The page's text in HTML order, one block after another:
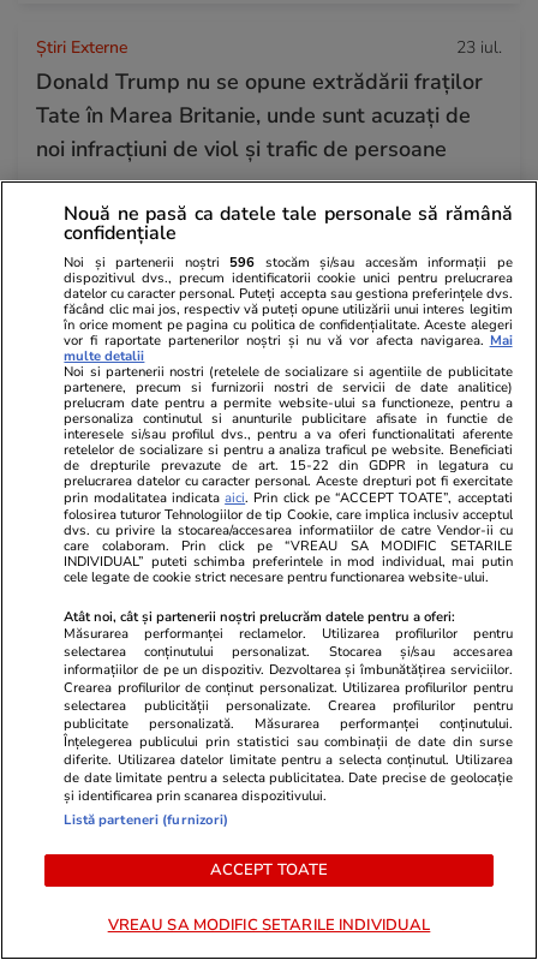
Știri Externe 23 iul.
Donald Trump nu se opune extrădării fraților
Tate în Marea Britanie, unde sunt acuzați de
noi infracțiuni de viol și trafic de persoane
Știri România 23 iul.
Haos la admiterea ASE 2026: candidaților li
se cere jumătate din taxa de școlarizare
înainte de a afla unde au fost repartizați
Citește mai multe
TRENDING
Horoscop 23 iul.
Horoscop 24 iulie 2026. Vărsătorii au unele
probleme de la locul de muncă ce dispar de la
sine, iar altele vor deveni mai ușor de rezolvat
Știri România 23 iul.
Rezultatele loto din 23 iulie 2026. Numerele
câștigătoare extrase joi
Știri România 23 iul.
Reportaj de la cavoul Sfântului Preot
Mărturisitor și legionar la tinerețe Ilie
Nouă ne pasă ca datele tale personale să rămână
confidențiale
Noi și partenerii noștri 596 stocăm și/sau accesăm informații pe
dispozitivul dvs., precum identificatorii cookie unici pentru prelucrarea
datelor cu caracter personal. Puteți accepta sau gestiona preferințele dvs.
făcând clic mai jos, respectiv vă puteți opune utilizării unui interes legitim
în orice moment pe pagina cu politica de confidențialitate. Aceste alegeri
vor fi raportate partenerilor noștri și nu vă vor afecta navigarea. Mai
multe detalii
Noi si partenerii nostri (retelele de socializare si agentiile de publicitate
partenere, precum si furnizorii nostri de servicii de date analitice)
prelucram date pentru a permite website-ului sa functioneze, pentru a
personaliza continutul si anunturile publicitare afisate in functie de
interesele si/sau profilul dvs., pentru a va oferi functionalitati aferente
retelelor de socializare si pentru a analiza traficul pe website. Beneficiati
de drepturile prevazute de art. 15-22 din GDPR in legatura cu
prelucrarea datelor cu caracter personal. Aceste drepturi pot fi exercitate
prin modalitatea indicataaici. Prin click pe “ACCEPT TOATE”, acceptati
folosirea tuturor Tehnologiilor de tip Cookie, care implica inclusiv acceptul
dvs. cu privire la stocarea/accesarea informatiilor de catre Vendor-ii cu
care colaboram. Prin click pe “VREAU SA MODIFIC SETARILE
INDIVIDUAL” puteti schimba preferintele in mod individual, mai putin
cele legate de cookie strict necesare pentru functionarea website-ului.
Atât noi, cât și partenerii noștri prelucrăm datele pentru a oferi:
Măsurarea performanței reclamelor. Utilizarea profilurilor pentru
selectarea conținutului personalizat. Stocarea și/sau accesarea
informațiilor de pe un dispozitiv. Dezvoltarea și îmbunătățirea serviciilor.
Crearea profilurilor de conținut personalizat. Utilizarea profilurilor pentru
selectarea publicității personalizate. Crearea profilurilor pentru
publicitate personalizată. Măsurarea performanței conținutului.
Înțelegerea publicului prin statistici sau combinații de date din surse
diferite. Utilizarea datelor limitate pentru a selecta conținutul. Utilizarea
de date limitate pentru a selecta publicitatea. Date precise de geolocație
și identificarea prin scanarea dispozitivului.
Listă parteneri (furnizori)
ACCEPT TOATE
VREAU SA MODIFIC SETARILE INDIVIDUAL